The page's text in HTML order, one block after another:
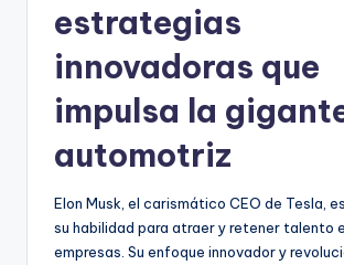
estrategias
innovadoras que
impulsa la
automotriz
Elon Musk, el carismático CEO de Tesla,
su habilidad para atraer y retener talento
empresas. Su enfoque innovador y